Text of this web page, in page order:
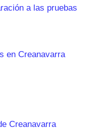
a las pruebas
en Creanavarra
Creanavarra